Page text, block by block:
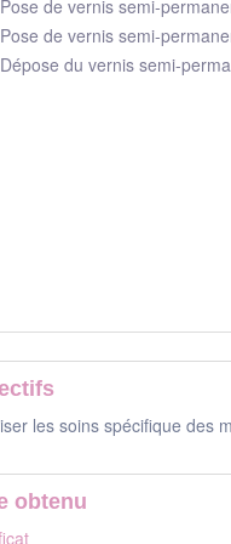
Pose de vernis semi-
Pose de vernis semi-
Dépose du vernis semi-
les soins spécifique des
obtenu